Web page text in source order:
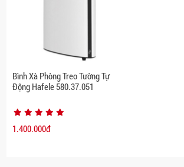
Bình Xà Phòng Treo Tường Tự
Động Hafele 580.37.051
1.400.000đ